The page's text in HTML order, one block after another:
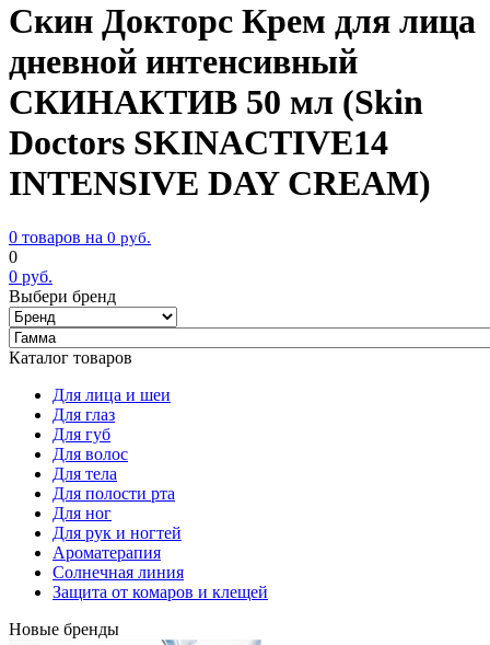
Скин Докторс Крем для лица
дневной интенсивный
СКИНАКТИВ 50 мл (Skin
Doctors SKINACTIVE14
INTENSIVE DAY CREAM)
0 товаров на 0 руб.
0
0 руб.
Выбери бренд
Каталог товаров
Для лица и шеи
Для глаз
Для губ
Для волос
Для тела
Для полости рта
Для ног
Для рук и ногтей
Ароматерапия
Солнечная линия
Защита от комаров и клещей
Новые бренды